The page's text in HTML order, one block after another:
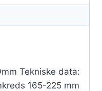
Tekniske data:
165-225 mm